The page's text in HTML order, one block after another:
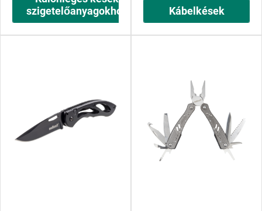
szigetelőanyagokhoz
Kábelkések